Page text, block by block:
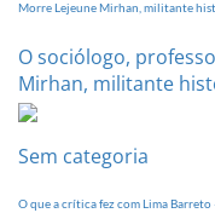
Morre Lejeune Mirhan, militante
O sociólogo,
Mirhan, militante
Sem categoria
O que a crítica fez com Lima Barreto